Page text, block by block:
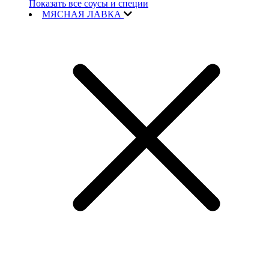
Показать все соусы и специи
МЯСНАЯ ЛАВКА